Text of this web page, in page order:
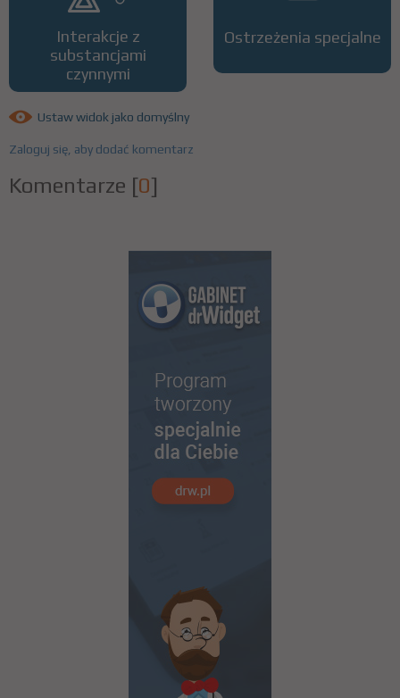
Interakcje z
substancjami
czynnymi
Ostrzeżenia specjalne
Ustaw widok jako domyślny
Zaloguj się, aby dodać komentarz
Komentarze [0]